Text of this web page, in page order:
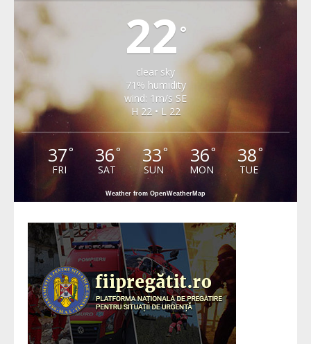
22 °
clear sky
71% humidity
wind: 1m/s SE
H 22 • L 22
37°
FRI
36°
SAT
33°
SUN
36°
MON
38°
TUE
Weather from OpenWeatherMap